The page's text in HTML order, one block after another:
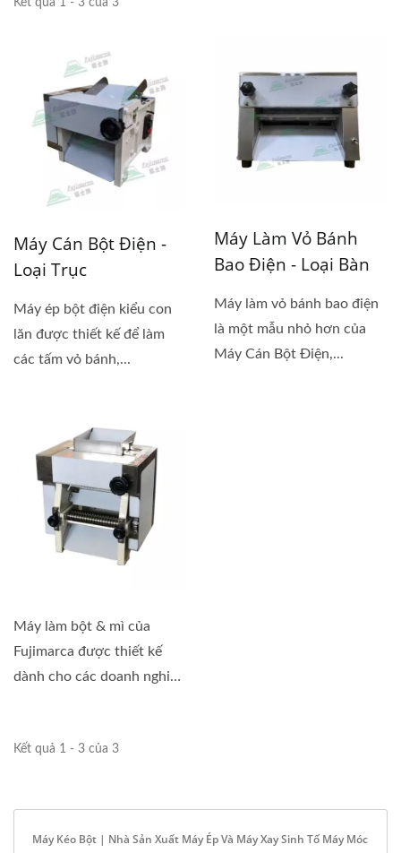
Kết quả 1 - 3 của 3
Máy Cán Bột Điện -
Loại Trục
Máy ép bột điện kiểu con
lăn được thiết kế để làm
các tấm vỏ bánh,...
Máy Làm Vỏ Bánh
Bao Điện - Loại Bàn
Máy làm vỏ bánh bao điện
là một mẫu nhỏ hơn của
Máy Cán Bột Điện,...
Máy làm bột & mì của
Fujimarca được thiết kế
dành cho các doanh nghiệp
Kết quả 1 - 3 của 3
Máy Kéo Bột | Nhà Sản Xuất Máy Ép Và Máy Xay Sinh Tố Máy Móc